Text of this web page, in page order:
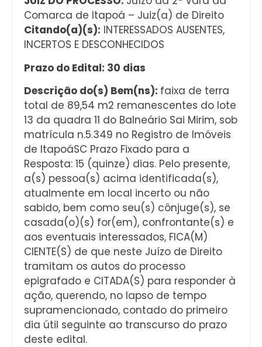
Comarca de Itapoá – Juiz(a) de Direito
Citando(a)(s): INTERESSADOS AUSENTES,
INCERTOS E DESCONHECIDOS
Prazo do Edital: 30 dias
Descrição do(s) Bem(ns): faixa de terra
total de 89,54 m2 remanescentes do lote
13 da quadra 11 do Balneário Sai Mirim, sob
matrícula n.5.349 no Registro de Imóveis
de ItapoáSC Prazo Fixado para a
Resposta: 15 (quinze) dias. Pelo presente,
a(s) pessoa(s) acima identificada(s),
atualmente em local incerto ou não
sabido, bem como seu(s) cônjuge(s), se
casada(o)(s) for(em), confrontante(s) e
aos eventuais interessados, FICA(M)
CIENTE(S) de que neste Juízo de Direito
tramitam os autos do processo
epigrafado e CITADA(S) para responder à
ação, querendo, no lapso de tempo
supramencionado, contado do primeiro
dia útil seguinte ao transcurso do prazo
deste edital.